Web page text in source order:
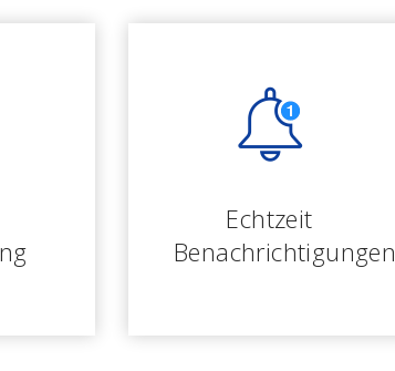
Echtzeit
Benachrichtigungen